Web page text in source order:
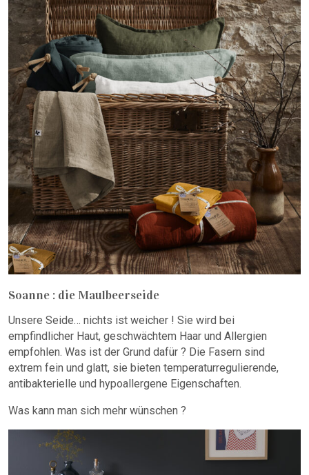
Soanne : die Maulbeerseide
Unsere Seide… nichts ist weicher ! Sie wird bei
empfindlicher Haut, geschwächtem Haar und Allergien
empfohlen. Was ist der Grund dafür ? Die Fasern sind
extrem fein und glatt, sie bieten temperaturregulierende,
antibakterielle und hypoallergene Eigenschaften.
Was kann man sich mehr wünschen ?